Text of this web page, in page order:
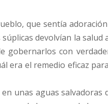
que sentía
devolvían la salud
gobernarlos con
era el remedio eficaz
unas aguas salvadoras